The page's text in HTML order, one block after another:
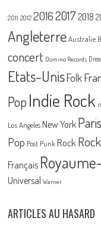
2011 2012 20162017 2018
Angleterre Australie
concert Domino Records
Etats-UnisFolk
PopIndie Rock
Los Angeles New York Paris
Pop Post Punk Rock
Français
Universal Warner
ARTICLES AU HASARD